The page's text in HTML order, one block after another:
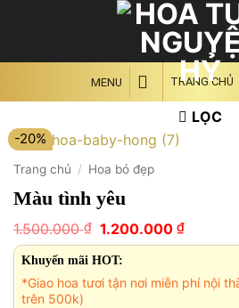
MENU TRANG CHỦ
LỌC
-20%
Trang chủ / Hoa bó đẹp
Màu tình yêu
1.500.000₫ Giá
gốc
là:
1.500.000 ₫.
1.200.000 ₫Giá
hiện
Khuyến mãi HOT:
*Giao hoa tươi tận nơi miễn phí nội
trên 500k)